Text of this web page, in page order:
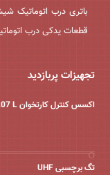
باتری درب اتوماتیک
قطعات یدکی درب
تجهیزات پربازدید
اکسس کنترل کارتخوان BETA 1207 L
تگ برچسبی UHF